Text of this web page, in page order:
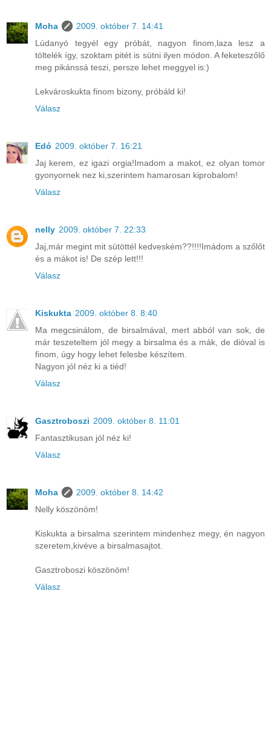
Moha
2009. október 7. 14:41
Lúdanyó tegyél egy próbát, nagyon finom,laza lesz a
töltelék így, szoktam pitét is sütni ilyen módon. A feketeszőlő
meg pikánssá teszi, persze lehet meggyel is:)
Lekvároskukta finom bizony, próbáld ki!
Válasz
Edó 2009. október 7. 16:21
Jaj kerem, ez igazi orgia!Imadom a makot, ez olyan tomor
gyonyornek nez ki,szerintem hamarosan kiprobalom!
Válasz
nelly 2009. október 7. 22:33
Jaj,már megint mit sütöttél kedveském??!!!!Imádom a szőlőt
és a mákot is! De szép lett!!!
Válasz
Kiskukta 2009. október 8. 8:40
Ma megcsinálom, de birsalmával, mert abból van sok, de
már teszeteltem jól megy a birsalma és a mák, de dióval is
finom, úgy hogy lehet felesbe készítem.
Nagyon jól néz ki a tiéd!
Válasz
Gasztroboszi 2009. október 8. 11:01
Fantasztikusan jól néz ki!
Válasz
Moha
2009. október 8. 14:42
Nelly köszönöm!
Kiskukta a birsalma szerintem mindenhez megy, én nagyon
szeretem,kivéve a birsalmasajtot.
Gasztroboszi köszönöm!
Válasz